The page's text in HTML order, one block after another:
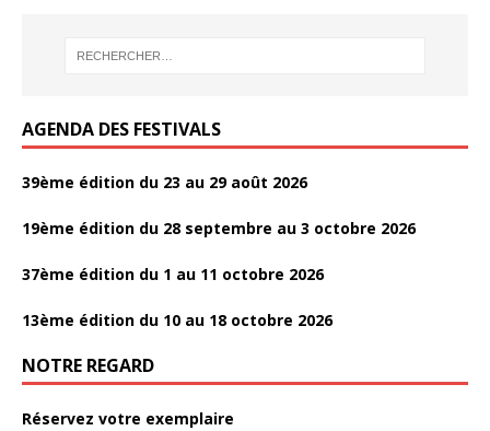
AGENDA DES FESTIVALS
39ème édition du 23 au 29 août 2026
19ème édition du 28 septembre au 3 octobre 2026
37ème édition du 1 au 11 octobre 2026
13ème édition du 10 au 18 octobre 2026
NOTRE REGARD
Réservez votre exemplaire